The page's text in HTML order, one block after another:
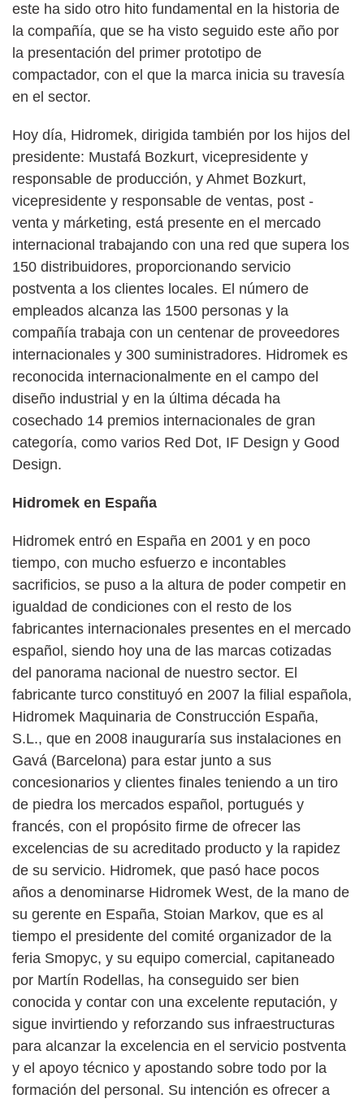
este ha sido otro hito fundamental en la historia de
la compañía, que se ha visto seguido este año por
la presentación del primer prototipo de
compactador, con el que la marca inicia su travesía
en el sector.
Hoy día, Hidromek, dirigida también por los hijos del
presidente: Mustafá Bozkurt, vicepresidente y
responsable de producción, y Ahmet Bozkurt,
vicepresidente y responsable de ventas, post -
venta y márketing, está presente en el mercado
internacional trabajando con una red que supera los
150 distribuidores, proporcionando servicio
postventa a los clientes locales. El número de
empleados alcanza las 1500 personas y la
compañía trabaja con un centenar de proveedores
internacionales y 300 suministradores. Hidromek es
reconocida internacionalmente en el campo del
diseño industrial y en la última década ha
cosechado 14 premios internacionales de gran
categoría, como varios Red Dot, IF Design y Good
Design.
Hidromek en España
Hidromek entró en España en 2001 y en poco
tiempo, con mucho esfuerzo e incontables
sacrificios, se puso a la altura de poder competir en
igualdad de condiciones con el resto de los
fabricantes internacionales presentes en el mercado
español, siendo hoy una de las marcas cotizadas
del panorama nacional de nuestro sector. El
fabricante turco constituyó en 2007 la filial española,
Hidromek Maquinaria de Construcción España,
S.L., que en 2008 inauguraría sus instalaciones en
Gavá (Barcelona) para estar junto a sus
concesionarios y clientes finales teniendo a un tiro
de piedra los mercados español, portugués y
francés, con el propósito firme de ofrecer las
excelencias de su acreditado producto y la rapidez
de su servicio. Hidromek, que pasó hace pocos
años a denominarse Hidromek West, de la mano de
su gerente en España, Stoian Markov, que es al
tiempo el presidente del comité organizador de la
feria Smopyc, y su equipo comercial, capitaneado
por Martín Rodellas, ha conseguido ser bien
conocida y contar con una excelente reputación, y
sigue invirtiendo y reforzando sus infraestructuras
para alcanzar la excelencia en el servicio postventa
y el apoyo técnico y apostando sobre todo por la
formación del personal. Su intención es ofrecer a